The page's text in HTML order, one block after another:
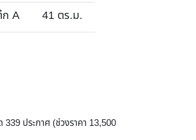
A 41 ตร.ม.
ประกาศ (ช่วงราคา 13,500